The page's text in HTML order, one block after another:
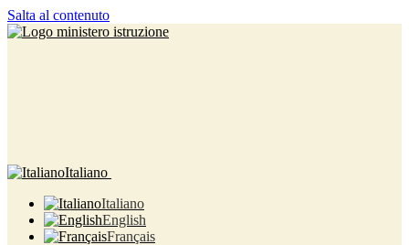
Salta al contenuto
Italiano
Italiano
English
Français